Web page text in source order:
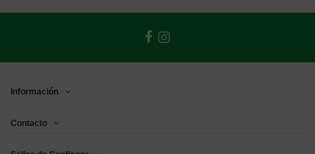
Información
Contacto